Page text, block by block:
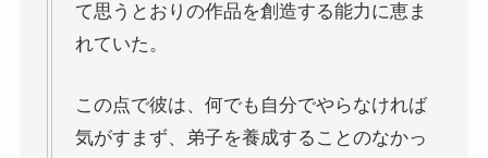
て思うとおりの作品を創造する能力に恵ま
れていた。
この点で彼は、何でも自分でやらなければ
気がすまず、弟子を養成することのなかっ